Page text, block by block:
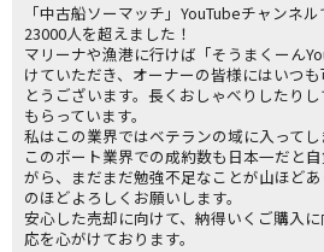
「中古船ソーマッチ」YouTubeチャンネ
23000人を超えました！
マリーナや漁港に行けば「そうまくーん
けていただき、オーナーの皆様にはいつ
とうございます。長くおしゃべりしたり
もらっています。
私はこの業界ではベテランの域に入って
このボート業界での成約数も日本一だと
がら、まだまだ勉強不足なことが山ほど
のほどよろしくお願いします。
安心した売却に向けて、納得いくご購入
応を心がけております。